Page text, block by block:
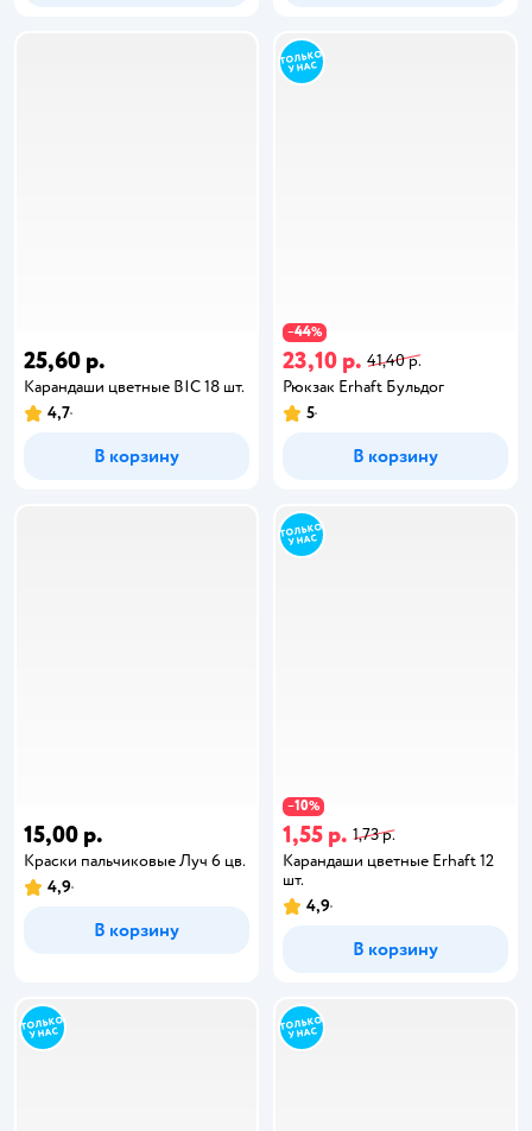
25,60 р.
Карандаши цветные BIC 18 шт.
4,7
В корзину
−44%
23,10 р. 41,40 р.
Рюкзак Erhaft Бульдог
5
В корзину
15,00 р.
Краски пальчиковые Луч 6 цв.
4,9
В корзину
−10%
1,55 р. 1,73 р.
Карандаши цветные Erhaft 12
шт.
4,9
В корзину